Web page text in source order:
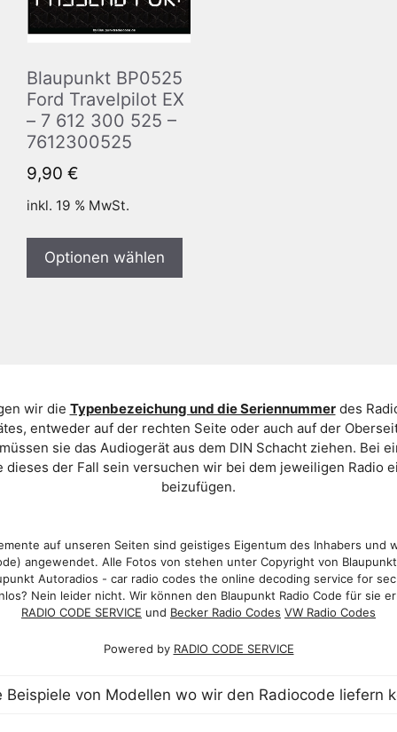
Blaupunkt BP0525
Ford Travelpilot EX
– 7 612 300 525 –
7612300525
9,90 €
inkl. 19 % MwSt.
Optionen wählen
wir die Typenbezeichung und die Seriennummerdes
entweder auf der rechten Seite oder auch auf der
sie das Audiogerät aus dem DIN Schacht ziehen. Bei
der Fall sein versuchen wir bei dem jeweiligen Radio
beizufügen.
auf unseren Seiten sind geistiges Eigentum des Inhabers und
angewendet. Alle Fotos von stehen unter Copyright von
Autoradios - car radio codes the online decoding service for
Nein leider nicht. Wir können den Blaupunkt Radio Code für sie
RADIO CODE SERVICE und Becker Radio Codes VW Radio Codes
Powered by RADIO CODE SERVICE